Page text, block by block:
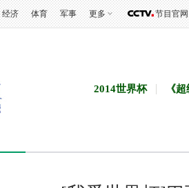
经济 体育 军事 更多 节目官网
2014世界杯 《